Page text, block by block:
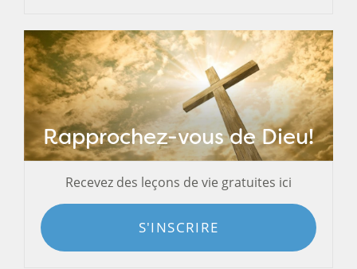
Rapprochez-vous de Dieu!
Recevez des leçons de vie gratuites ici
S'INSCRIRE